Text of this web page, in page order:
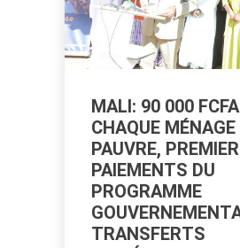
MALI: 90 000
CHAQUE MÉNAGE
PAUVRE,
PAIEMENTS DU
PROGRAMME
TRANSFERTS